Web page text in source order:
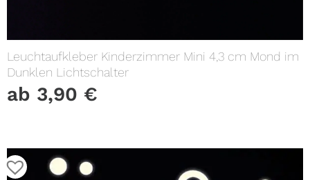
Leuchtaufkleber Kinderzimmer Mini 4,3 cm Mond im
Dunklen Lichtschalter
ab 3,90 €